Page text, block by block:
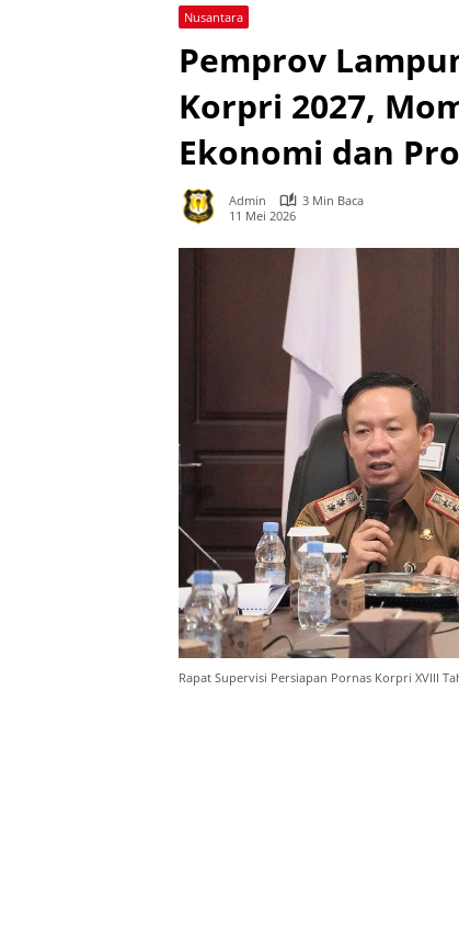
Nusantara
Pemprov
Korpri 2027,
Ekonomi dan
Admin
3 Min Baca
11 Mei 2026
Rapat Supervisi Persiapan Pornas Korpri XVIII